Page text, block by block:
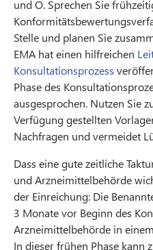
und O. Sprechen Sie
Stelle und planen Sie
EMA hat einen hilfreichen
Konsultationsprozess
Phase des
ausgesprochen. Nutzen Sie
Verfügung gestellten
Nachfragen und vermeidet
Dass eine gute zeitliche
und Arzneimittelbehörde
der Einreichung: Die
3 Monate vor Beginn des
Arzneimittelbehörde in
In dieser frühen Phase kann